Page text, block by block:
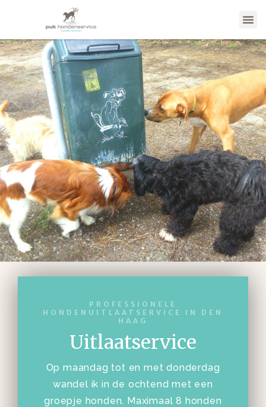
PROFESSIONELE
HONDENUITLAATSERVICE IN DEN
HAAG
Uitlaatservice
Op maandag tot en met donderdag
wandel ik in de ochtend met een
groepje honden. Maximaal 8 honden